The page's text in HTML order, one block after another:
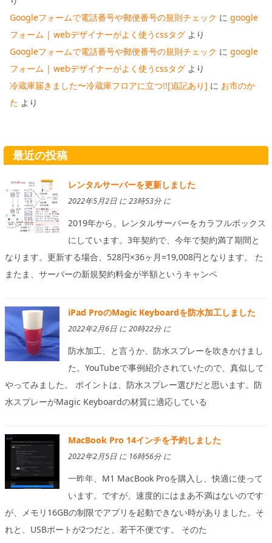
Googleフォームで電話番号や郵便番号の規則チェック に google
フォーム | webデザイナーがよく使うcssタグ より
Googleフォームで電話番号や郵便番号の規則チェック に google
フォーム | webデザイナーがよく使うcssタグ より
冷蔵庫届きました〜冷蔵庫フロアに立つ!![追記あり] に お市のか
た より
最近の投稿
レンタルサーバーを更新しました
2022年5月2日 に 23時53分 に
2019年から、レンタルサーバーをカラフルボックス
にしています。3年契約で、今年で契約満了期間と
なります。更新する場合、528円×36ヶ月=19,008円となります。 た
またま、サーバーの新規契約料金が半額というキャンペ
iPad ProのMagic Keyboardを防水加工しました
2022年2月6日 に 20時22分 に
防水加工、と言うか、防水スプレーを吹きかけまし
た。YouTubeで事例紹介されていたので、真似して
やってみました。 ポイントは、防水スプレー選びだと思います。防
水スプレーがMagic Keyboardの材質に適応している
MacBook Pro 14インチを予約しました
2022年2月5日 に 16時56分 に
一昨年、M1 MacBook Proを購入し、快適に使って
います。ですが、速度的にはまあ不満はないのです
が、メモリ16GBの制限でアプリを起動できない時がありました。そ
れと、USBポートが2つだと、若干不便です。 そのた